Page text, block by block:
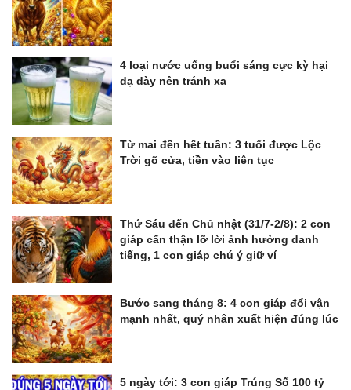
4 loại nước uống buổi sáng cực kỳ hại
dạ dày nên tránh xa
Từ mai đến hết tuần: 3 tuổi được Lộc
Trời gõ cửa, tiền vào liên tục
Thứ Sáu đến Chủ nhật (31/7-2/8): 2 con
giáp cẩn thận lỡ lời ảnh hưởng danh
tiếng, 1 con giáp chú ý giữ ví
Bước sang tháng 8: 4 con giáp đổi vận
mạnh nhất, quý nhân xuất hiện đúng lúc
5 ngày tới: 3 con giáp Trúng Số 100 tỷ